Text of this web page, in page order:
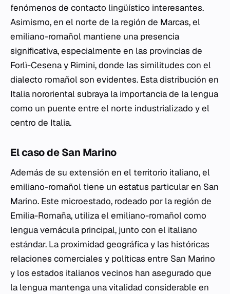
fenómenos de contacto lingüístico interesantes.
Asimismo, en el norte de la región de Marcas, el
emiliano-romañol mantiene una presencia
significativa, especialmente en las provincias de
Forlì-Cesena y Rimini, donde las similitudes con el
dialecto romañol son evidentes. Esta distribución en
Italia nororiental subraya la importancia de la lengua
como un puente entre el norte industrializado y el
centro de Italia.
El caso de San Marino
Además de su extensión en el territorio italiano, el
emiliano-romañol tiene un estatus particular en San
Marino. Este microestado, rodeado por la región de
Emilia-Romaña, utiliza el emiliano-romañol como
lengua vernácula principal, junto con el italiano
estándar. La proximidad geográfica y las históricas
relaciones comerciales y políticas entre San Marino
y los estados italianos vecinos han asegurado que
la lengua mantenga una vitalidad considerable en